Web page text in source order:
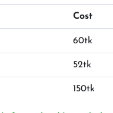
Cost
60tk
52tk
150tk